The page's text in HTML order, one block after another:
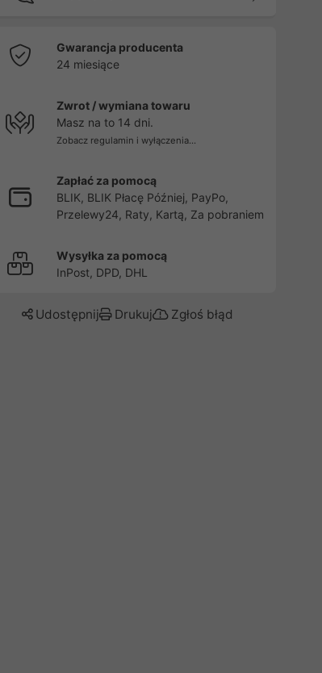
Gwarancja producenta
24 miesiące
Zwrot / wymiana towaru
Masz na to 14 dni.
Zobacz regulamin i wyłączenia...
Zapłać za pomocą
BLIK, BLIK Płacę Później, PayPo,
Przelewy24, Raty, Kartą, Za pobraniem
Wysyłka za pomocą
InPost, DPD, DHL
Udostępnij Drukuj Zgłoś błąd